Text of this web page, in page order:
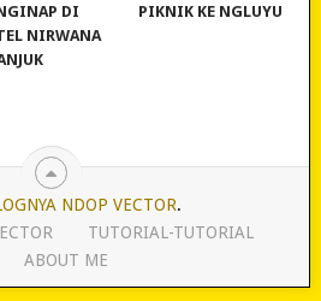
DI
NIRWANA
PIKNIK KE NGLUYU
NDOP VECTOR.
TUTORIAL-TUTORIAL
ABOUT ME